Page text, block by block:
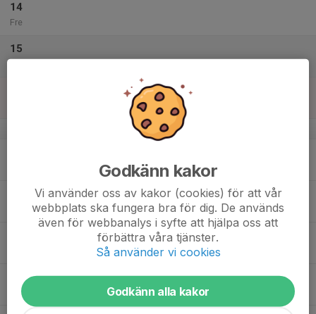
14
Fre
15
v.34
Tor
Godkänn kakor
Vi använder oss av kakor (cookies) för att vår
webbplats ska fungera bra för dig. De används
även för webbanalys i syfte att hjälpa oss att
förbättra våra tjänster.
Så använder vi cookies
Godkänn alla kakor